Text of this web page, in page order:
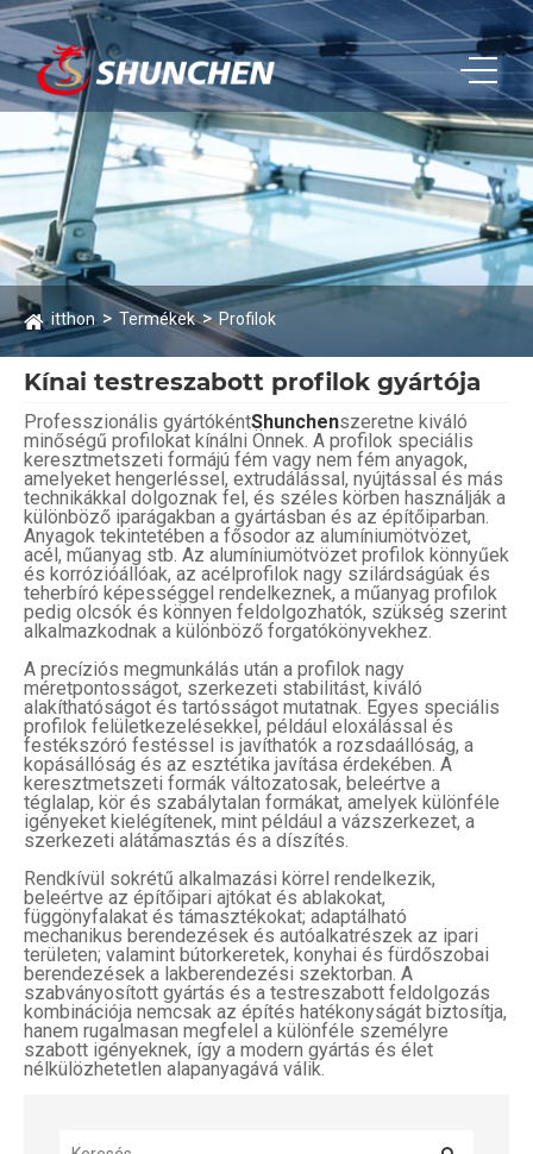
itthon Termékek Profilok
Kínai testreszabott profilok gyártója
Professzionális gyártókéntShunchenszeretne kiváló
minőségű profilokat kínálni Önnek. A profilok speciális
keresztmetszeti formájú fém vagy nem fém anyagok,
amelyeket hengerléssel, extrudálással, nyújtással és más
technikákkal dolgoznak fel, és széles körben használják a
különböző iparágakban a gyártásban és az építőiparban.
Anyagok tekintetében a fősodor az alumíniumötvözet,
acél, műanyag stb. Az alumíniumötvözet profilok könnyűek
és korrózióállóak, az acélprofilok nagy szilárdságúak és
teherbíró képességgel rendelkeznek, a műanyag profilok
pedig olcsók és könnyen feldolgozhatók, szükség szerint
alkalmazkodnak a különböző forgatókönyvekhez.
A precíziós megmunkálás után a profilok nagy
méretpontosságot, szerkezeti stabilitást, kiváló
alakíthatóságot és tartósságot mutatnak. Egyes speciális
profilok felületkezelésekkel, például eloxálással és
festékszóró festéssel is javíthatók a rozsdaállóság, a
kopásállóság és az esztétika javítása érdekében. A
keresztmetszeti formák változatosak, beleértve a
téglalap, kör és szabálytalan formákat, amelyek különféle
igényeket kielégítenek, mint például a vázszerkezet, a
szerkezeti alátámasztás és a díszítés.
Rendkívül sokrétű alkalmazási körrel rendelkezik,
beleértve az építőipari ajtókat és ablakokat,
függönyfalakat és támasztékokat; adaptálható
mechanikus berendezések és autóalkatrészek az ipari
területen; valamint bútorkeretek, konyhai és fürdőszobai
berendezések a lakberendezési szektorban. A
szabványosított gyártás és a testreszabott feldolgozás
kombinációja nemcsak az építés hatékonyságát biztosítja,
hanem rugalmasan megfelel a különféle személyre
szabott igényeknek, így a modern gyártás és élet
nélkülözhetetlen alapanyagává válik.